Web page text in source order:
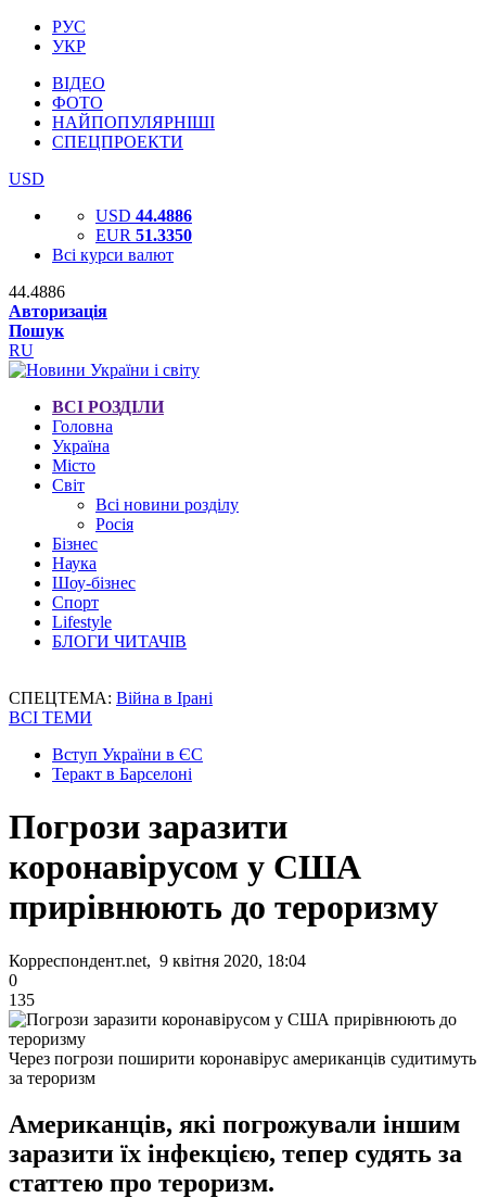
РУС
УКР
ВІДЕО
ФОТО
НАЙПОПУЛЯРНІШІ
СПЕЦПРОЕКТИ
USD
USD 44.4886
EUR 51.3350
Всі курси валют
44.4886
Авторизація
Пошук
RU
ВСІ РОЗДІЛИ
Головна
Україна
Місто
Світ
Всі новини розділу
Росія
Бізнес
Наука
Шоу-бізнес
Спорт
Lifestyle
БЛОГИ ЧИТАЧІВ
СПЕЦТЕМА: Війна в Ірані
ВСІ ТЕМИ
Вступ України в ЄС
Теракт в Барселоні
Погрози заразити
коронавірусом у США
прирівнюють до тероризму
Корреспондент.net, 9 квітня 2020, 18:04
0
135
Через погрози поширити коронавірус американців судитимуть
за тероризм
Американців, які погрожували іншим
заразити їх інфекцією, тепер судять за
статтею про тероризм.